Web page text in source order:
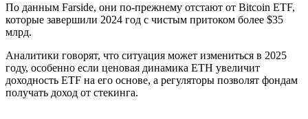
По данным Farside, они по-прежнему отстают от Bitcoin ETF,
которые завершили 2024 год с чистым притоком более $35
млрд.
Аналитики говорят, что ситуация может измениться в 2025
году, особенно если ценовая динамика ETH увеличит
доходность ETF на его основе, а регуляторы позволят фондам
получать доход от стекинга.